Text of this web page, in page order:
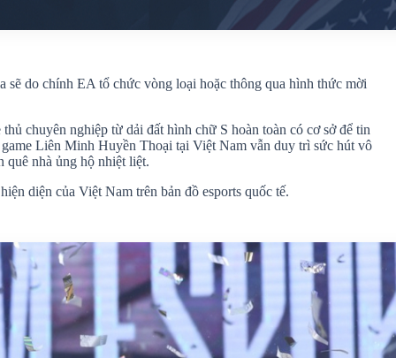
do chính EA tổ chức vòng loại hoặc thông qua hình thức mời
chuyên nghiệp từ dải đất hình chữ S hoàn toàn có cơ sở để tin
Liên Minh Huyền Thoại tại Việt Nam vẫn duy trì sức hút vô
nhà ủng hộ nhiệt liệt.
diện của Việt Nam trên bản đồ esports quốc tế.